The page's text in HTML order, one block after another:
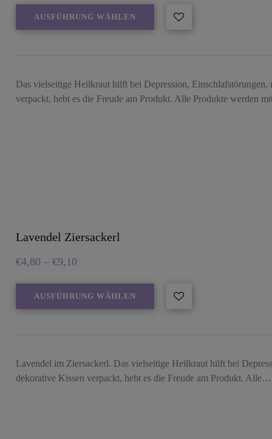
AUSFÜHRUNG WÄHLEN
Das vielseitige Heilkraut hilft bei Depression,
verpackt, hebt es die Freude am Produkt. Alle Produkte werden
Lavendel Ziersackerl
€4,80 – €9,10
AUSFÜHRUNG WÄHLEN
Lavendel im Ziersackerl. Das vielseitige Heilkraut hilft bei
dekorative Kissen verpackt, hebt es die Freude am Produkt. Alle…